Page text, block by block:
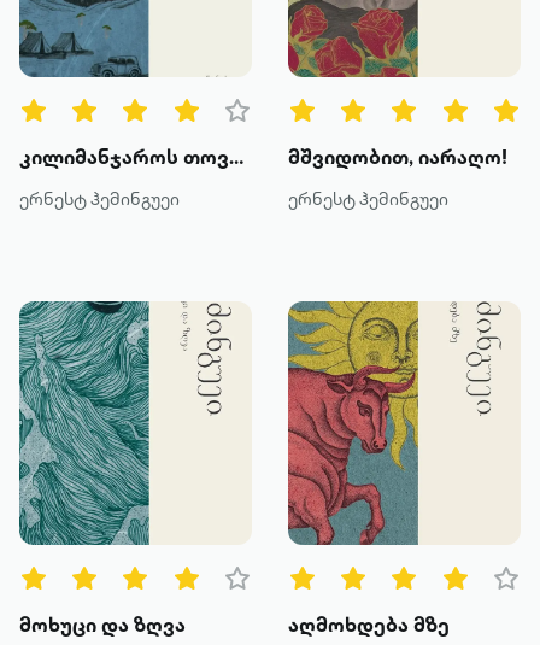
წიგნის ტიპები
ყველა
ტექსტური
ხმოვანი
მოთხრობა
რომანი
პოეზია
დოკუმენტური პროზა
კრიტიკა
მეტის ნახვა
კილიმანჯაროს თოვლი
ერნესტ ჰემინგუეი
მშვიდობით, იარაღო!
ერნესტ ჰემინგუეი
მოხუცი და ზღვა აღმოხდება მზე